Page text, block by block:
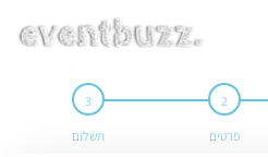
פרטים תשלום